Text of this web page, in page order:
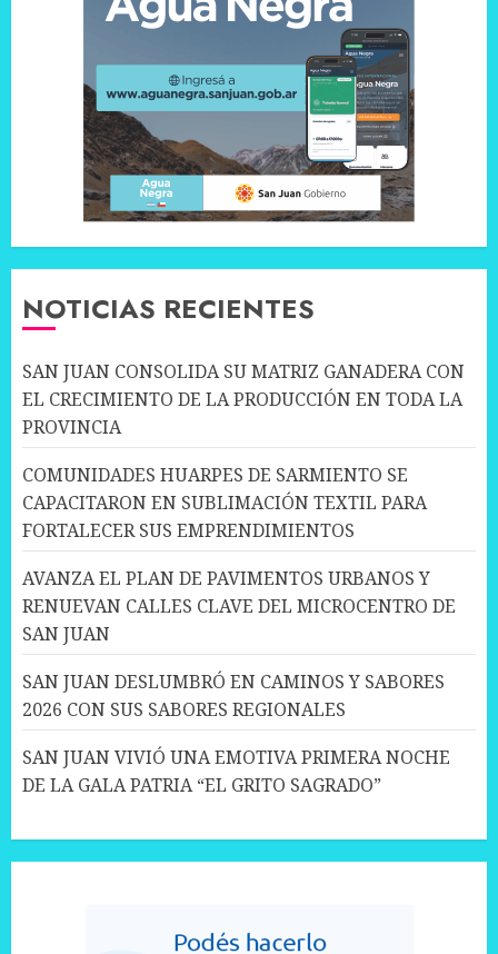
NOTICIAS RECIENTES
SAN JUAN CONSOLIDA SU MATRIZ GANADERA CON
EL CRECIMIENTO DE LA PRODUCCIÓN EN TODA LA
PROVINCIA
COMUNIDADES HUARPES DE SARMIENTO SE
CAPACITARON EN SUBLIMACIÓN TEXTIL PARA
FORTALECER SUS EMPRENDIMIENTOS
AVANZA EL PLAN DE PAVIMENTOS URBANOS Y
RENUEVAN CALLES CLAVE DEL MICROCENTRO DE
SAN JUAN
SAN JUAN DESLUMBRÓ EN CAMINOS Y SABORES
2026 CON SUS SABORES REGIONALES
SAN JUAN VIVIÓ UNA EMOTIVA PRIMERA NOCHE
DE LA GALA PATRIA “EL GRITO SAGRADO”